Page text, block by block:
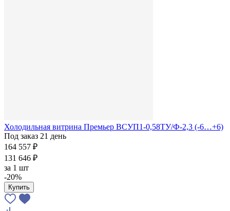
Холодильная витрина Премьер ВСУП1-0,58ТУ/Ф-2,3 (-6…+6)
Под заказ 21 день
164 557 ₽
131 646 ₽
за 1 шт
-20%
Купить